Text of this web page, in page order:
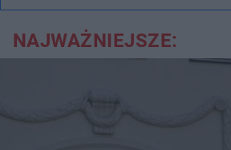
NAJWAŻNIEJSZE: